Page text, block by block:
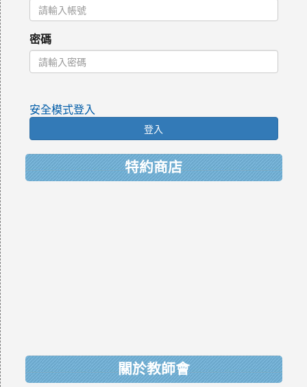
密碼
安全模式登入
登入
特約商店
關於教師會